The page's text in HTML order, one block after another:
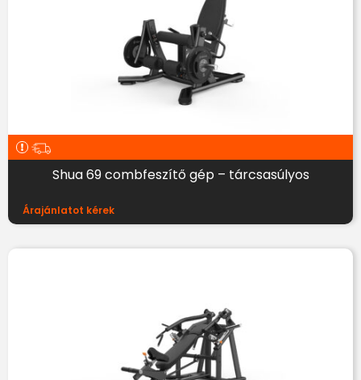
Shua 69 combfeszítő gép – tárcsasúlyos
Árajánlatot kérek